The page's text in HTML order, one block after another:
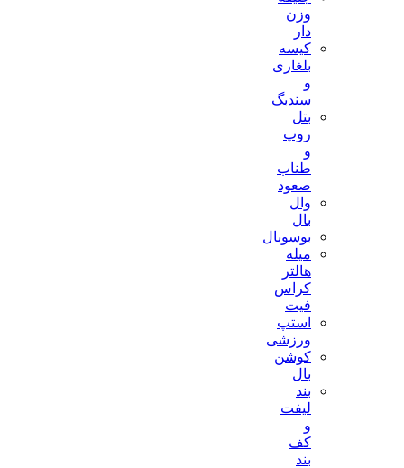
کیسه
بلغاری
سندبگ
بتل
وال
بوسوبال
میله
کراس
استپ
ورزشی
کوشن